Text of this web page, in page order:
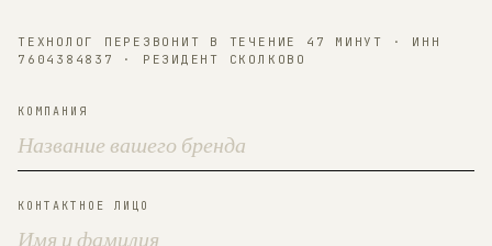
ТЕХНОЛОГ ПЕРЕЗВОНИТ В ТЕЧЕНИЕ 47 МИНУТ · ИНН
7604384837 · РЕЗИДЕНТ СКОЛКОВО
КОМПАНИЯ
КОНТАКТНОЕ ЛИЦО